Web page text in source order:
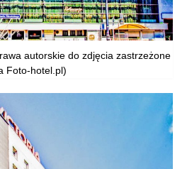
autorskie do zdjęcia zastrzeżone
Foto-hotel.pl)